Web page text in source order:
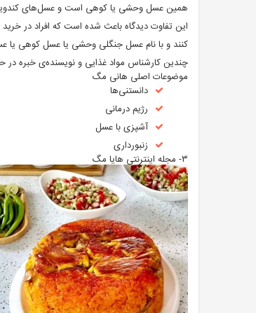
همین عسل وحشی یا کوهی است و عسل‌های کندویی
این تفاوت دیدگاه باعث شده است که افراد در
کنند و با نام عسل جنگلی وحشی یا عسل کوهی یا
چندین کارشناس مواد غذایی و نویسنده‌ی خبره در
موضوعات اصلی هانی مگ
دانستنی‌ها
رژیم درمانی
آشپزی با عسل
زنبورداری
۳- مجله اینترنتی هایا مگ